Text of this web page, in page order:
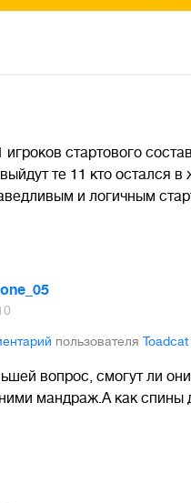
стартового
те 11 кто остался
и логичным
пользователя Toadcat
вопрос, смогут ли
мандраж.А как спины